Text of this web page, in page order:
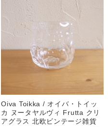
Oiva Toikka / オイバ・トイッ
カ ヌータヤルヴィ Frutta クリ
アグラス 北欧ビンテージ雑貨